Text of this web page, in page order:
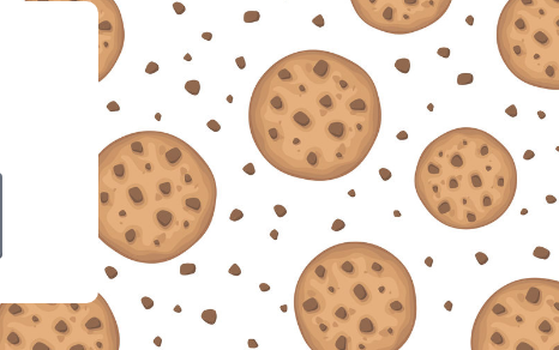
Často kladené dotazy
Dárkové poukazy
Podmínky užívání
Obchodní podmínky
Zásady používání cookie souborů
Pravidla ochrany osobních údajů
2012-2026. Sdílíme dovednosti, offline i online.